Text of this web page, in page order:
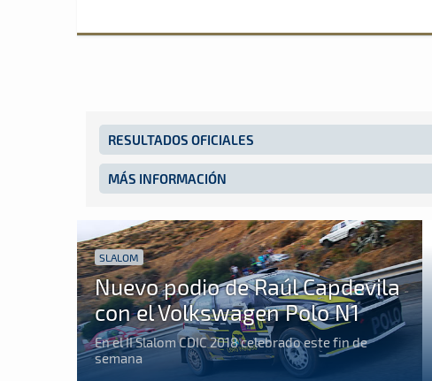
RESULTADOS OFICIALES
MÁS INFORMACIÓN
SLALOM
Nuevo podio de Raúl Capdevila
con el Volkswagen Polo N1
En el II Slalom CDIC 2018 celebrado este fin de
semana